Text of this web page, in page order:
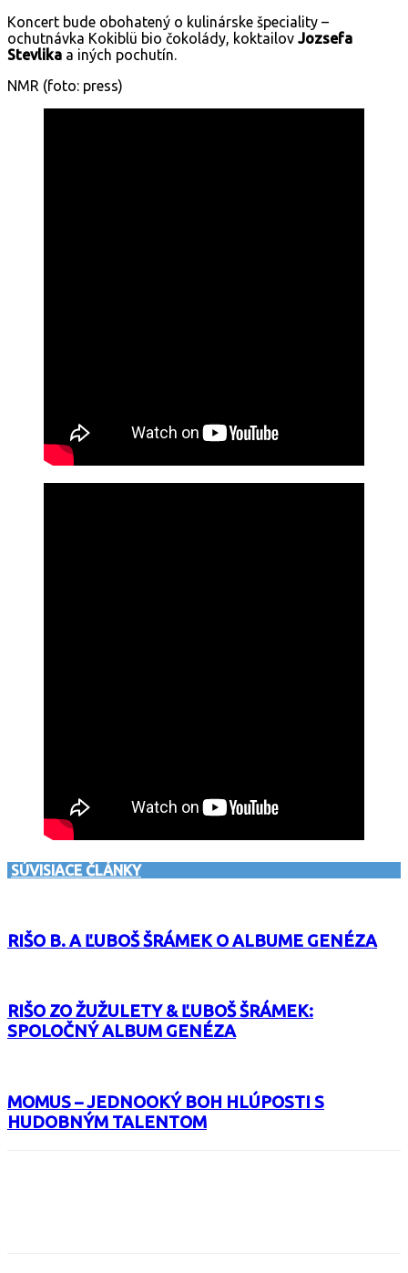
Koncert bude obohatený o kulinárske špeciality –
ochutnávka Kokiblü bio čokolády, koktailov Jozsefa
Stevlika a iných pochutín.
NMR (foto: press)
SÚVISIACE ČLÁNKY
RIŠO B. A ĽUBOŠ ŠRÁMEK O ALBUME GENÉZA
RIŠO ZO ŽUŽULETY & ĽUBOŠ ŠRÁMEK:
SPOLOČNÝ ALBUM GENÉZA
MOMUS – JEDNOOKÝ BOH HLÚPOSTI S
HUDOBNÝM TALENTOM